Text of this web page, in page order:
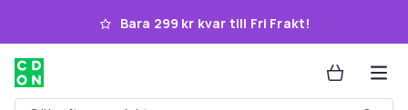
Hoppa till huvudinnehållet
Bara 299 kr kvar till Fri Frakt!